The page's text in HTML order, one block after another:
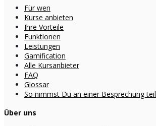
Für wen
Kurse anbieten
Ihre Vorteile
Funktionen
Leistungen
Gamification
Alle Kursanbieter
FAQ
Glossar
So nimmst Du an einer Besprechung teil
Über uns